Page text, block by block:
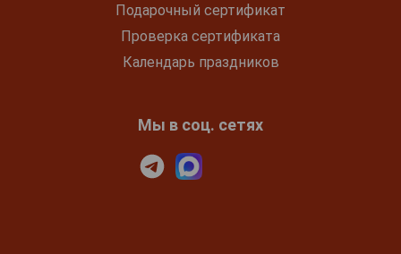
Подарочный сертификат
Проверка сертификата
Календарь праздников
Мы в соц. сетях